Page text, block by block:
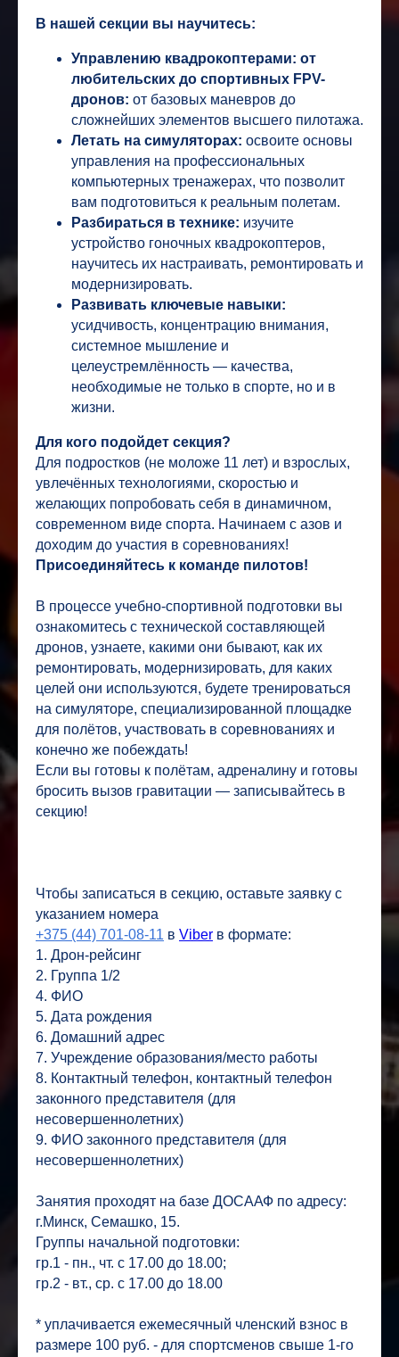
В нашей секции вы научитесь:
Управлению квадрокоптерами: от
любительских до спортивных FPV-
дронов: от базовых маневров до
сложнейших элементов высшего пилотажа.
Летать на симуляторах: освоите основы
управления на профессиональных
компьютерных тренажерах, что позволит
вам подготовиться к реальным полетам.
Разбираться в технике: изучите
устройство гоночных квадрокоптеров,
научитесь их настраивать, ремонтировать и
модернизировать.
Развивать ключевые навыки:
усидчивость, концентрацию внимания,
системное мышление и
целеустремлённость — качества,
необходимые не только в спорте, но и в
жизни.
Для кого подойдет секция?
Для подростков (не моложе 11 лет) и взрослых,
увлечённых технологиями, скоростью и
желающих попробовать себя в динамичном,
современном виде спорта. Начинаем с азов и
доходим до участия в соревнованиях!
Присоединяйтесь к команде пилотов!
В процессе учебно-спортивной подготовки вы
ознакомитесь с технической составляющей
дронов, узнаете, какими они бывают, как их
ремонтировать, модернизировать, для каких
целей они используются, будете тренироваться
на симуляторе, специализированной площадке
для полётов, участвовать в соревнованиях и
конечно же побеждать!
Если вы готовы к полётам, адреналину и готовы
бросить вызов гравитации — записывайтесь в
секцию!
Чтобы записаться в секцию, оставьте заявку с
указанием номера
+375 (44) 701-08-11 в Viber в формате:
1. Дрон-рейсинг
2. Группа 1/2
4. ФИО
5. Дата рождения
6. Домашний адрес
7. Учреждение образования/место работы
8. Контактный телефон, контактный телефон
законного представителя (для
несовершеннолетних)
9. ФИО законного представителя (для
несовершеннолетних)
Занятия проходят на базе ДОСААФ по адресу:
г.Минск, Семашко, 15.
Группы начальной подготовки:
гр.1 - пн., чт. с 17.00 до 18.00;
гр.2 - вт., ср. с 17.00 до 18.00
* уплачивается ежемесячный членский взнос в
размере 100 руб. - для спортсменов свыше 1-го